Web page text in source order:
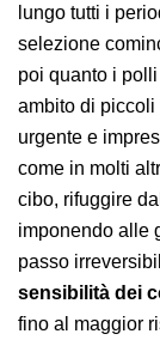
lungo tutti i
selezione
poi quanto i
ambito di piccoli
urgente e
come in molti
cibo, rifuggire
imponendo alle
passo
sensibilità dei
fino al maggior